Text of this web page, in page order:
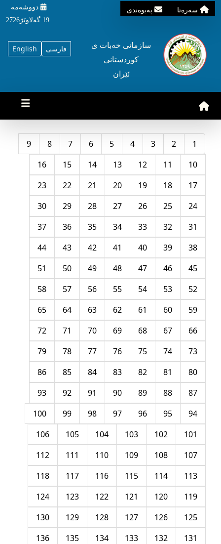
سه‌ره‌تا په‌یوه‌ندی
دووشه‌مه‌‌
19 گه‌لاوێژ2726
English فارسی
سازمانی خه‌بات ی
کوردستانی
ئێران
1
2
3
4
5
6
7
8
9
10
11
12
13
14
15
16
17
18
19
20
21
22
23
24
25
26
27
28
29
30
31
32
33
34
35
36
37
38
39
40
41
42
43
44
45
46
47
48
49
50
51
52
53
54
55
56
57
58
59
60
61
62
63
64
65
66
67
68
69
70
71
72
73
74
75
76
77
78
79
80
81
82
83
84
85
86
87
88
89
90
91
92
93
94
95
96
97
98
99
100
101
102
103
104
105
106
107
108
109
110
111
112
113
114
115
116
117
118
119
120
121
122
123
124
125
126
127
128
129
130
131
132
133
134
135
136